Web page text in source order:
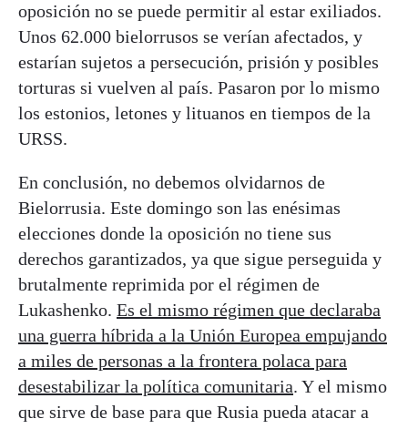
oposición no se puede permitir al estar exiliados.
Unos 62.000 bielorrusos se verían afectados, y
estarían sujetos a persecución, prisión y posibles
torturas si vuelven al país. Pasaron por lo mismo
los estonios, letones y lituanos en tiempos de la
URSS.
En conclusión, no debemos olvidarnos de
Bielorrusia. Este domingo son las enésimas
elecciones donde la oposición no tiene sus
derechos garantizados, ya que sigue perseguida y
brutalmente reprimida por el régimen de
Lukashenko. Es el mismo régimen que declaraba
una guerra híbrida a la Unión Europea empujando
a miles de personas a la frontera polaca para
desestabilizar la política comunitaria. Y el mismo
que sirve de base para que Rusia pueda atacar a